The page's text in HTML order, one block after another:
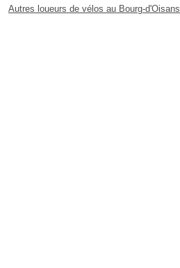
Autres loueurs de vélos au Bourg-d'Oisans